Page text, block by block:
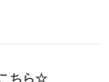
ちら☆